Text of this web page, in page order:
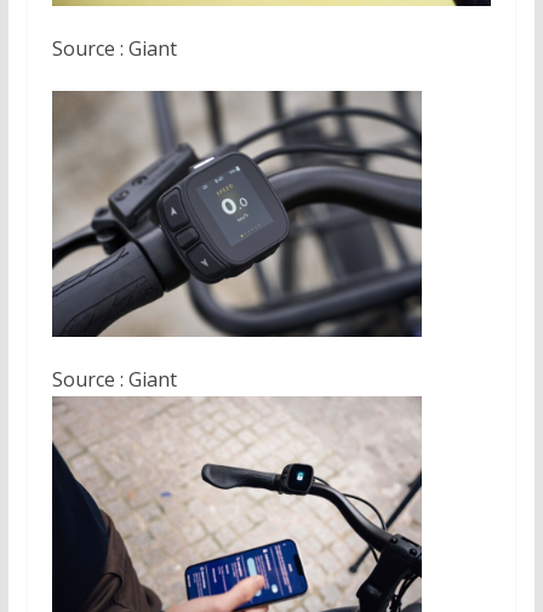
Source : Giant
Source : Giant